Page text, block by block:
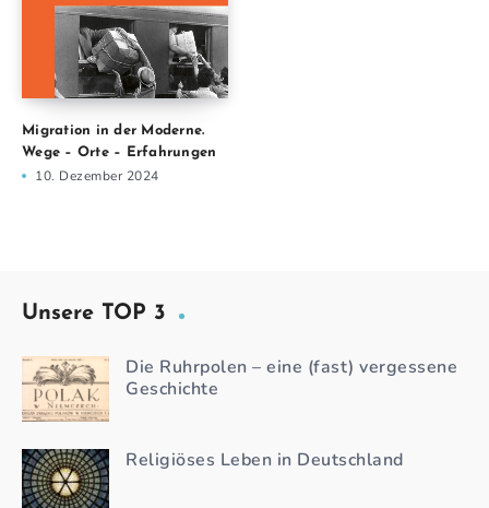
Migration in der Moderne.
Wege – Orte – Erfahrungen
10. Dezember 2024
Unsere TOP 3
Die Ruhrpolen – eine (fast) vergessene
Geschichte
Religiöses Leben in Deutschland